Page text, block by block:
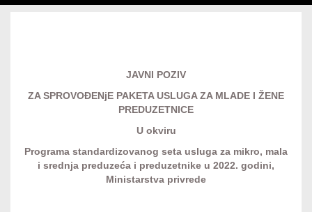
JAVNI POZIV
ZA SPROVOĐENjE PAKETA USLUGA ZA MLADE I ŽENE
PREDUZETNICE
U okviru
Programa standardizovanog seta usluga za mikro, mala
i srednja preduzeća i preduzetnike u 2022. godini,
Ministarstva privrede